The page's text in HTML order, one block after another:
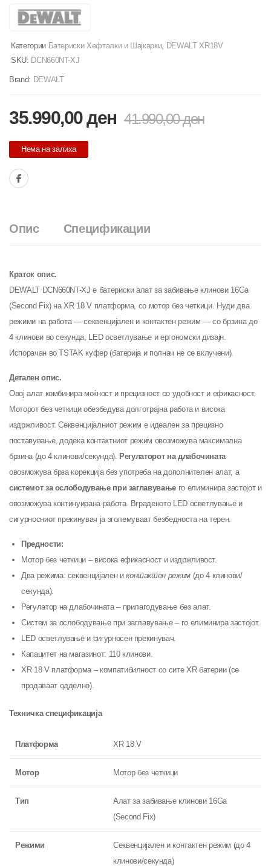
Категории Батериски Хефталки и Шајкарки, DEWALT XR18V
SKU: DCN660NT-XJ
Brand: DEWALT
35.990,00ден 41.990,00ден
Нема на залиха
Опис Спецификации
Краток опис.
DEWALT DCN660NT-XJ е батериски алат за забивање клинови 16Ga
(Second Fix) на XR 18 V платформа, со мотор без четкици. Нуди два
режими на работа — секвенцијален и контактен режим — со брзина до
4 клинови во секунда, LED осветлување и ергономски дизајн.
Испорачан во TSTAK куфер (батерија и полнач не се вклучени).
Детален опис.
Овој алат комбинира моќност и прецизност со удобност и ефикасност.
Моторот без четкици обезбедува долготрајна работа и висока
издржливост. Секвенцијалниот режим е идеален за прецизно
поставување, додека контактниот режим овозможува максимална
брзина (до 4 клинови/секунда). Регулаторот на длабочината
овозможува брза корекција без употреба на дополнителен алат, а
системот за ослободување при заглавување го елиминира застојот и
овозможува континуирана работа. Вграденото LED осветлување и
сигурносниот прекинувач ја зголемуваат безбедноста на терен.
Предности:
Мотор без четкици – висока ефикасност и издржливост.
Два режима: секвенцијален иконтактен режим(до 4 клинови/
секунда).
Регулатор на длабочината – прилагодување без алат.
Систем за ослободување при заглавување – го елиминира застојот.
LED осветлување и сигурносен прекинувач.
Капацитет на магазинот: 110 клинови.
XR 18 V платформа – компатибилност со сите XR батерии (се
продаваат одделно).
Техничка спецификација
Платформа XR 18 V
Мотор Мотор без четкици
Тип
Алат за забивање клинови 16Ga
(Second Fix)
Режими
Секвенцијален и контактен режим (до 4
клинови/секунда)